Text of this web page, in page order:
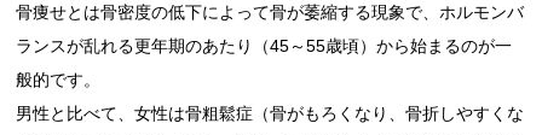
骨痩せとは骨密度の低下によって骨が萎縮する現象で、ホルモンバ
ランスが乱れる更年期のあたり（45～55歳頃）から始まるのが一
般的です。
男性と比べて、女性は骨粗鬆症（骨がもろくなり、骨折しやすくな